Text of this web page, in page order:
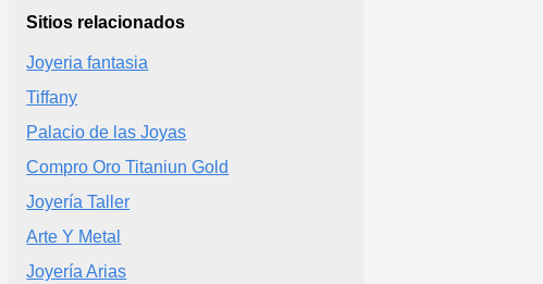
Sitios relacionados
Joyeria fantasia
Tiffany
Palacio de las Joyas
Compro Oro Titaniun Gold
Joyería Taller
Arte Y Metal
Joyería Arias